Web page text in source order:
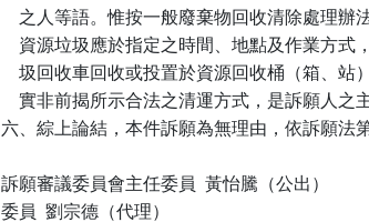
之人等語。惟按一般廢棄物回收清除處理辦法
資源垃圾應於指定之時間、地點及作業方
圾回收車回收或投置於資源回收桶（箱、
實非前揭所示合法之清運方式，是訴願人之
六、綜上論結，本件訴願為無理由，依訴願法
訴願審議委員會主任委員  黃怡騰（公出）
委員  劉宗德（代理）